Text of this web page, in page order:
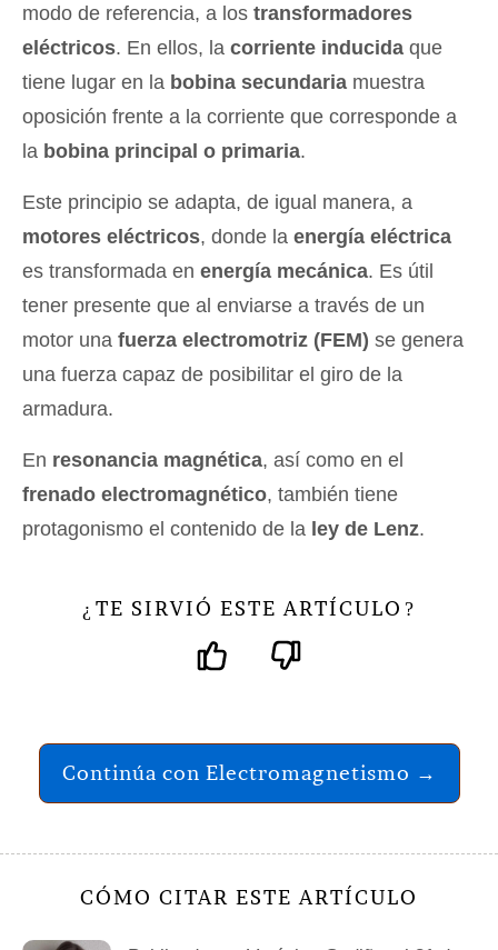
modo de referencia, a los transformadores
eléctricos. En ellos, la corriente inducida que
tiene lugar en la bobina secundaria muestra
oposición frente a la corriente que corresponde a
la bobina principal o primaria.
Este principio se adapta, de igual manera, a
motores eléctricos, donde la energía eléctrica
es transformada en energía mecánica. Es útil
tener presente que al enviarse a través de un
motor una fuerza electromotriz (FEM) se genera
una fuerza capaz de posibilitar el giro de la
armadura.
En resonancia magnética, así como en el
frenado electromagnético, también tiene
protagonismo el contenido de la ley de Lenz.
¿ TE SIRVIÓ ESTE ARTÍCULO ?
Continúa con Electromagnetismo →
CÓMO CITAR ESTE ARTÍCULO